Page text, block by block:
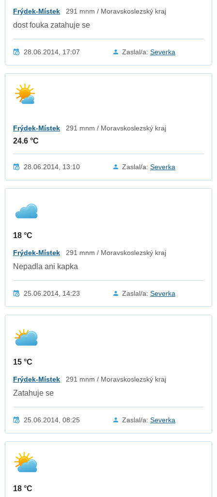
Frýdek-Místek 291 mnm / Moravskoslezský kraj
dost fouka zatahuje se
28.06.2014, 17:07 Zaslal/a: Severka
Frýdek-Místek 291 mnm / Moravskoslezský kraj
24.6 °C
28.06.2014, 13:10 Zaslal/a: Severka
18 °C
Frýdek-Místek 291 mnm / Moravskoslezský kraj
Nepadla ani kapka
25.06.2014, 14:23 Zaslal/a: Severka
15 °C
Frýdek-Místek 291 mnm / Moravskoslezský kraj
Zatahuje se
25.06.2014, 08:25 Zaslal/a: Severka
18 °C